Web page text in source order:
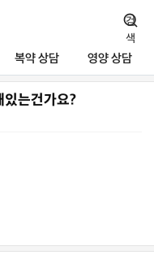
복약 상담 영양 상담
검
색
는건가요?